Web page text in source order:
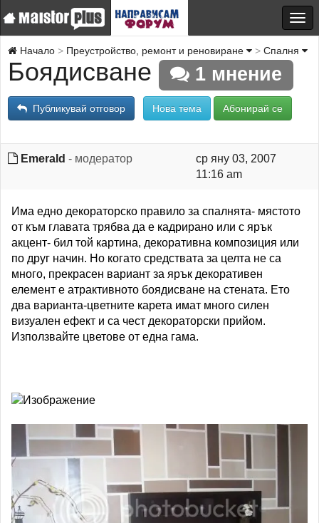
Начало Преустройство, ремонт и реновиране Спалня
Боядисване 1 мнение
Публикувай отговор Нова тема Абонирай се
Emerald - модератор
ср яну 03, 2007
11:16 am
Има едно декораторско правило за спалнята- мястото
от към главата трябва да е кадрирано или с ярък
акцент- бил той картина, декоративна композиция или
по друг начин. Но когато средствата за целта не са
много, прекрасен вариант за ярък декоративен
елемент е атрактивното боядисване на стената. Ето
два варианта-цветните карета имат много силен
визуален ефект и са чест декораторски прийом.
Използвайте цветове от една гама.